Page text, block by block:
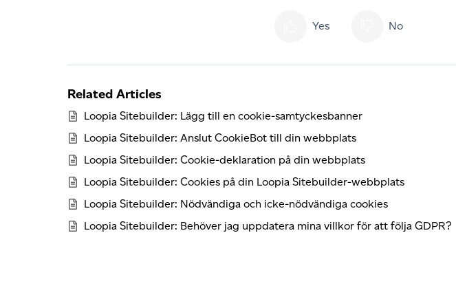
Yes No
Related Articles
Loopia Sitebuilder: Lägg till en cookie-samtyckesbanner
Loopia Sitebuilder: Anslut CookieBot till din webbplats
Loopia Sitebuilder: Cookie-deklaration på din webbplats
Loopia Sitebuilder: Cookies på din Loopia Sitebuilder-webbplats
Loopia Sitebuilder: Nödvändiga och icke-nödvändiga cookies
Loopia Sitebuilder: Behöver jag uppdatera mina villkor för att följa GDPR?